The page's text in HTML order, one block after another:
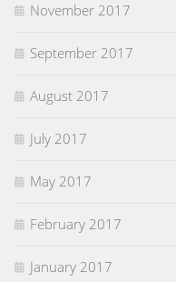
November 2017
September 2017
August 2017
July 2017
May 2017
February 2017
January 2017